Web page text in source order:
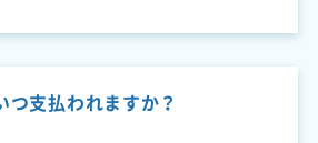
つ支払われますか？